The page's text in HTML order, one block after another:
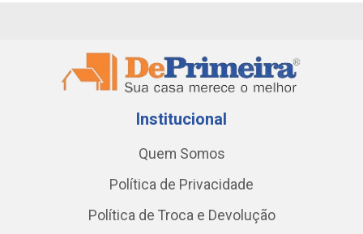
Institucional
Quem Somos
Política de Privacidade
Política de Troca e Devolução